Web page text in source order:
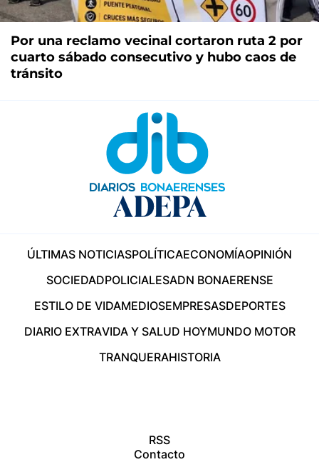
Por una reclamo vecinal cortaron ruta 2 por
cuarto sábado consecutivo y hubo caos de
tránsito
ÚLTIMAS NOTICIASPOLÍTICAECONOMÍAOPINIÓN
SOCIEDADPOLICIALESADN BONAERENSE
ESTILO DE VIDAMEDIOSEMPRESASDEPORTES
DIARIO EXTRAVIDA Y SALUD HOYMUNDO MOTOR
TRANQUERAHISTORIA
RSS
Contacto